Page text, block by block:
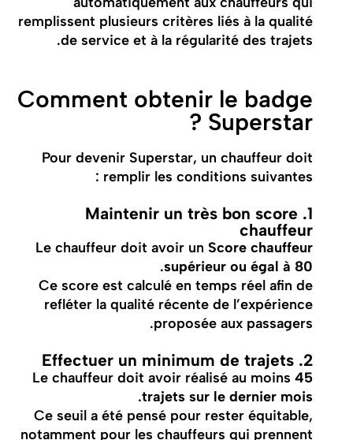
remplissent plusieurs critères liés à la qualité
de service et à la régularité des trajets.
Comment obtenir le badge
Superstar ?
Pour devenir Superstar, un chauffeur doit
remplir les conditions suivantes :
1. Maintenir un très bon score
chauffeur
Le chauffeur doit avoir un Score chauffeur
supérieur ou égal à 80
.
Ce score est calculé en temps réel afin de
refléter la qualité récente de l’expérience
proposée aux passagers.
2. Effectuer un minimum de trajets
Le chauffeur doit avoir réalisé au moins45
trajets sur le dernier mois
.
Ce seuil a été pensé pour rester équitable,
notamment pour les chauffeurs qui prennent